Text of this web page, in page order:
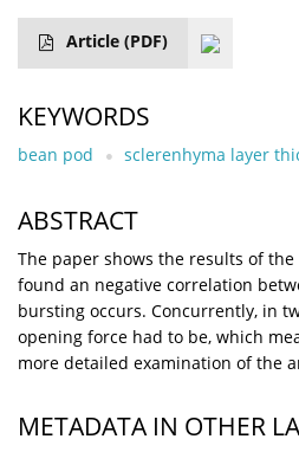
Article (PDF)
KEYWORDS
bean pod sclerenhyma layer
ABSTRACT
The paper shows the results of
found an negative correlation
bursting occurs. Concurrently, in
opening force had to be, which
more detailed examination of the
METADATA IN OTHER